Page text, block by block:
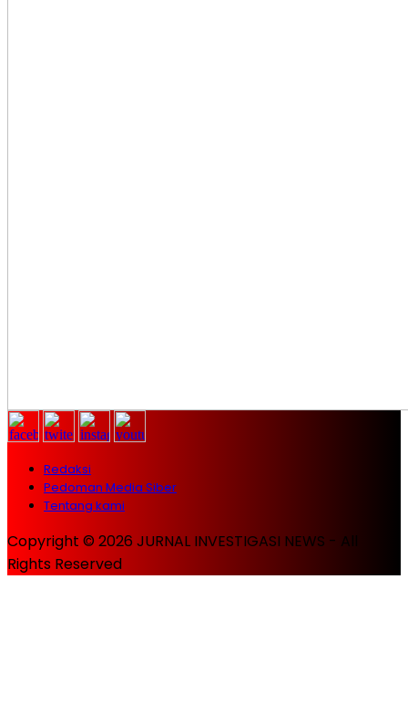
Redaksi
Pedoman Media Siber
Tentang kami
Copyright © 2026 JURNAL INVESTIGASI NEWS - All
Rights Reserved